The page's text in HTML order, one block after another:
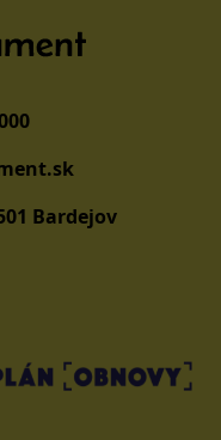
Bardejov